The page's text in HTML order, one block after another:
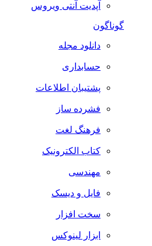
آپدیت آنتی ویروس
گوناگون
دانلود مجله
حسابداری
پشتیبان اطلاعات
فشرده ساز
فرهنگ لغت
کتاب الکترونیک
مهندسی
فایل و دیسک
سخت افزار
ابزار لینوکس